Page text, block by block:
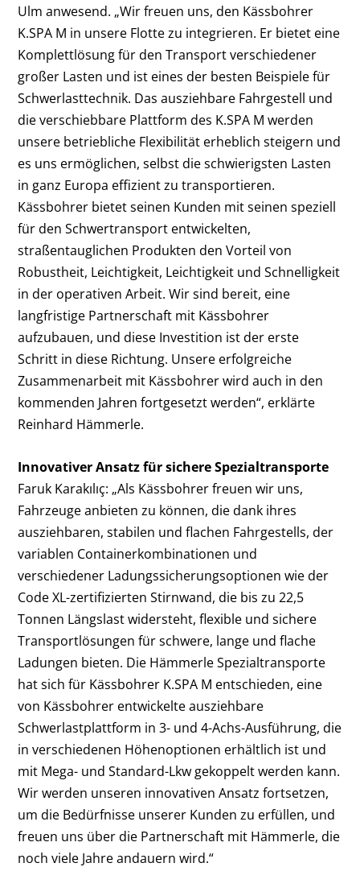
Ulm anwesend. „Wir freuen uns, den Kässbohrer
K.SPA M in unsere Flotte zu integrieren. Er bietet eine
Komplettlösung für den Transport verschiedener
großer Lasten und ist eines der besten Beispiele für
Schwerlasttechnik. Das ausziehbare Fahrgestell und
die verschiebbare Plattform des K.SPA M werden
unsere betriebliche Flexibilität erheblich steigern und
es uns ermöglichen, selbst die schwierigsten Lasten
in ganz Europa effizient zu transportieren.
Kässbohrer bietet seinen Kunden mit seinen speziell
für den Schwertransport entwickelten,
straßentauglichen Produkten den Vorteil von
Robustheit, Leichtigkeit, Leichtigkeit und Schnelligkeit
in der operativen Arbeit. Wir sind bereit, eine
langfristige Partnerschaft mit Kässbohrer
aufzubauen, und diese Investition ist der erste
Schritt in diese Richtung. Unsere erfolgreiche
Zusammenarbeit mit Kässbohrer wird auch in den
kommenden Jahren fortgesetzt werden“, erklärte
Reinhard Hämmerle.
Innovativer Ansatz für sichere Spezialtransporte
Faruk Karakılıç: „Als Kässbohrer freuen wir uns,
Fahrzeuge anbieten zu können, die dank ihres
ausziehbaren, stabilen und flachen Fahrgestells, der
variablen Containerkombinationen und
verschiedener Ladungssicherungsoptionen wie der
Code XL-zertifizierten Stirnwand, die bis zu 22,5
Tonnen Längslast widersteht, flexible und sichere
Transportlösungen für schwere, lange und flache
Ladungen bieten. Die Hämmerle Spezialtransporte
hat sich für Kässbohrer K.SPA M entschieden, eine
von Kässbohrer entwickelte ausziehbare
Schwerlastplattform in 3- und 4-Achs-Ausführung, die
in verschiedenen Höhenoptionen erhältlich ist und
mit Mega- und Standard-Lkw gekoppelt werden kann.
Wir werden unseren innovativen Ansatz fortsetzen,
um die Bedürfnisse unserer Kunden zu erfüllen, und
freuen uns über die Partnerschaft mit Hämmerle, die
noch viele Jahre andauern wird.“